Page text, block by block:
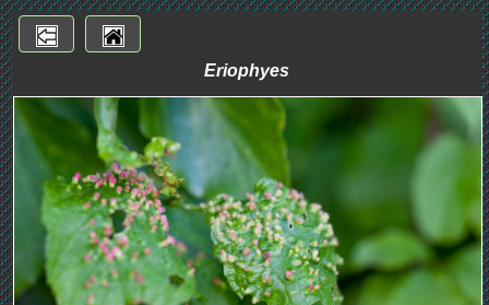
Eriophyes